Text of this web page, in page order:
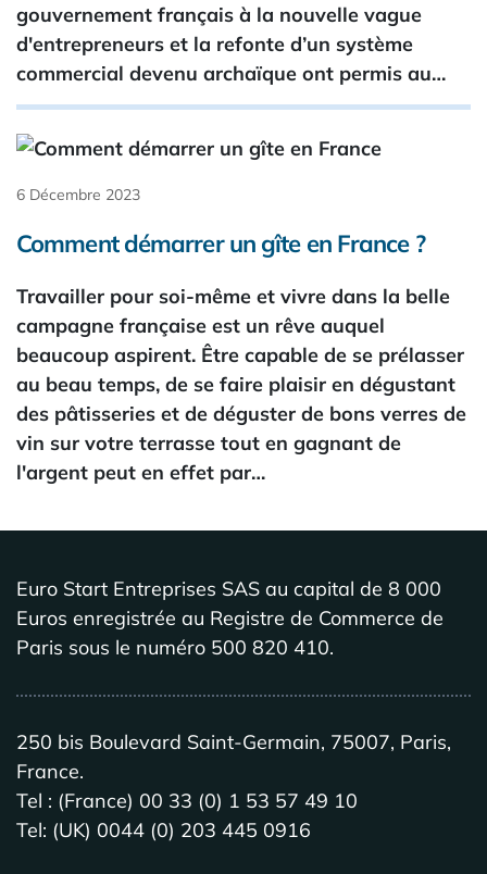
gouvernement français à la nouvelle vague
d'entrepreneurs et la refonte d’un système
commercial devenu archaïque ont permis au…
6 Décembre 2023
Comment démarrer un gîte en France ?
Travailler pour soi-même et vivre dans la belle
campagne française est un rêve auquel
beaucoup aspirent. Être capable de se prélasser
au beau temps, de se faire plaisir en dégustant
des pâtisseries et de déguster de bons verres de
vin sur votre terrasse tout en gagnant de
l'argent peut en effet par…
Euro Start Entreprises SAS au capital de 8 000
Euros enregistrée au Registre de Commerce de
Paris sous le numéro 500 820 410.
250 bis Boulevard Saint-Germain, 75007, Paris,
France.
Tel : (France) 00 33 (0) 1 53 57 49 10
Tel: (UK) 0044 (0) 203 445 0916